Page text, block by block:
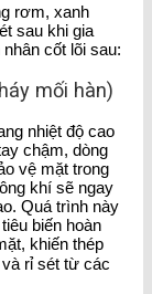
rơm, xanh
sau khi gia
cốt lõi sau:
mối hàn)
nhiệt độ cao
chậm, dòng
vệ mặt trong
khí sẽ ngay
Quá trình này
biến hoàn
khiến thép
rỉ sét từ các